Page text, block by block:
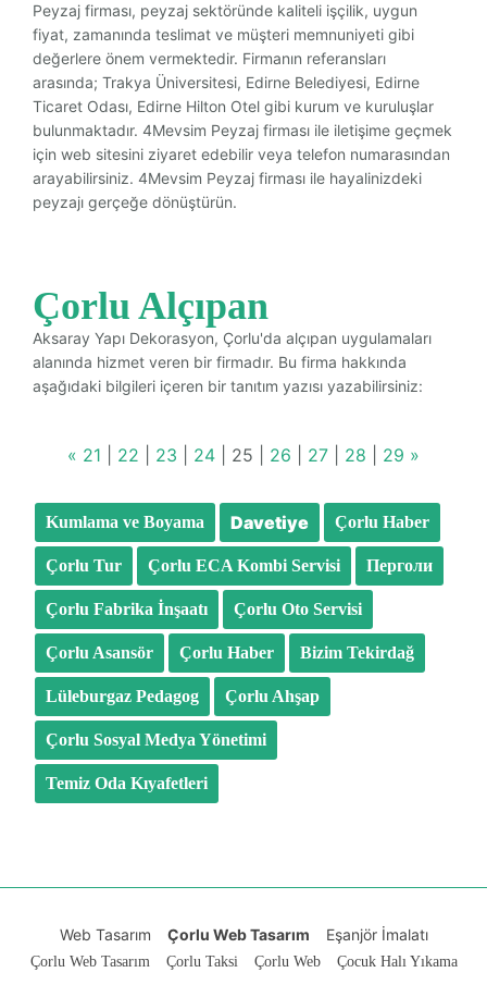
Peyzaj firması, peyzaj sektöründe kaliteli işçilik, uygun
fiyat, zamanında teslimat ve müşteri memnuniyeti gibi
değerlere önem vermektedir. Firmanın referansları
arasında; Trakya Üniversitesi, Edirne Belediyesi, Edirne
Ticaret Odası, Edirne Hilton Otel gibi kurum ve kuruluşlar
bulunmaktadır. 4Mevsim Peyzaj firması ile iletişime geçmek
için web sitesini ziyaret edebilir veya telefon numarasından
arayabilirsiniz. 4Mevsim Peyzaj firması ile hayalinizdeki
peyzajı gerçeğe dönüştürün.
Çorlu Alçıpan
Aksaray Yapı Dekorasyon, Çorlu'da alçıpan uygulamaları
alanında hizmet veren bir firmadır. Bu firma hakkında
aşağıdaki bilgileri içeren bir tanıtım yazısı yazabilirsiniz:
« 21 22 23 24 25 26 27 28 29 »
Kumlama ve Boyama Davetiye Çorlu Haber
Çorlu Tur Çorlu ECA Kombi Servisi Перголи
Çorlu Fabrika İnşaatı Çorlu Oto Servisi
Çorlu Asansör Çorlu Haber Bizim Tekirdağ
Lüleburgaz Pedagog Çorlu Ahşap
Çorlu Sosyal Medya Yönetimi
Temiz Oda Kıyafetleri
Web Tasarım Çorlu Web Tasarım Eşanjör İmalatı
Çorlu Web Tasarım Çorlu Taksi Çorlu Web Çocuk Halı Yıkama